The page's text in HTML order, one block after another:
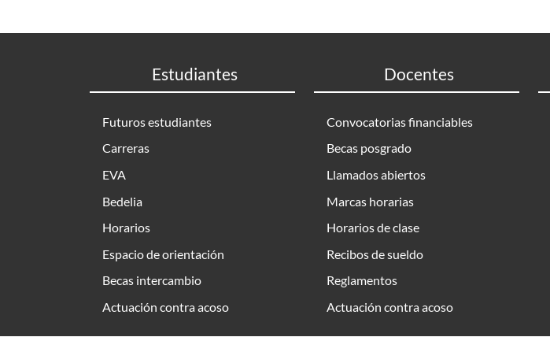
Estudiantes
Futuros estudiantes
Carreras
EVA
Bedelia
Horarios
Espacio de orientación
Becas intercambio
Actuación contra acoso
Docentes
Convocatorias financiables
Becas posgrado
Llamados abiertos
Marcas horarias
Horarios de clase
Recibos de sueldo
Reglamentos
Actuación contra acoso